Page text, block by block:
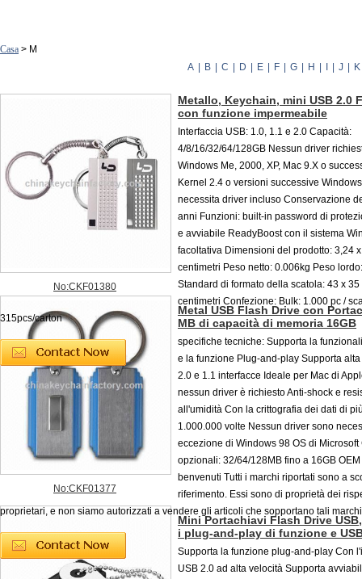
Casa > M
A
B C D E F G H J K
No:CKF01380
Metallo, Keychain, mini USB 2.0
con funzione impermeabile
Interfaccia USB: 1.0, 1.1 e 2.0 Capacità:
4/8/16/32/64/128GB Nessun driver
Windows Me, 2000, XP, Mac 9.X o
Kernel 2.4 o versioni successive
necessita driver incluso Conservazione
anni Funzioni: built-in password di
e avviabile ReadyBoost con il sistema
facoltativa Dimensioni del prodotto: 3,24
centimetri Peso netto: 0.006kg Peso
Standard di formato della scatola: 43 x 35
centimetri Confezione: Bulk: 1.000 pc /
315pcs/carton
No:CKF01377
Metal USB Flash Drive con
MB di capacità di memoria 16GB
specifiche tecniche: Supporta la
e la funzione Plug-and-play Supporta
2.0 e 1.1 interfacce Ideale per Mac di
nessun driver è richiesto Anti-shock e
all'umidità Con la crittografia dei dati di
1.000.000 volte Nessun driver sono
eccezione di Windows 98 OS di Microsoft
opzionali: 32/64/128MB fino a 16GB
benvenuti Tutti i marchi riportati sono a
riferimento. Essi sono di proprietà dei
proprietari, e non siamo autorizzati a vendere gli articoli che sopportano tali
Mini Portachiavi Flash Drive
i plug-and-play di funzione e
Supporta la funzione plug-and-play Con
USB 2.0 ad alta velocità Supporta